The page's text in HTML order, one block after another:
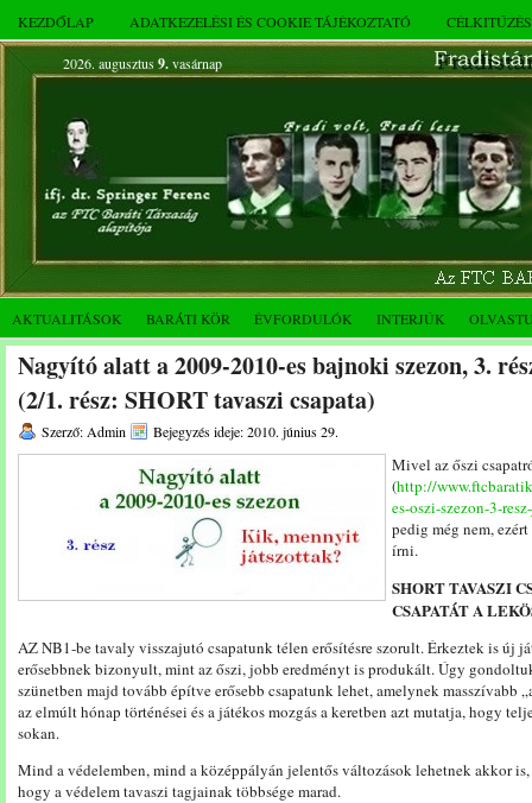
KEZDŐLAP ADATKEZELÉSI ÉS COOKIE TÁJÉKOZTATÓ
2026. augusztus 9.vasárnap
AKTUALITÁSOK BARÁTI KÖR ÉVFORDULÓK INTERJÚK
Nagyító alatt a 2009-2010-es bajnoki szezon, 3.
(2/1. rész: SHORT tavaszi csapata)
Szerző: Admin Bejegyzés ideje: 2010. június 29.
Mivel az őszi
(http://
es-oszi-szezon-3-
pedig még nem,
írni.
SHORT TAVASZI
CSAPATÁT A
AZ NB1-be tavaly visszajutó csapatunk télen erősítésre szorult. Érkeztek is új
erősebbnek bizonyult, mint az őszi, jobb eredményt is produkált. Úgy
szünetben majd tovább építve erősebb csapatunk lehet, amelynek masszívabb
az elmúlt hónap történései és a játékos mozgás a keretben azt mutatja, hogy
sokan.
Mind a védelemben, mind a középpályán jelentős változások lehetnek akkor
hogy a védelem tavaszi tagjainak többsége marad.